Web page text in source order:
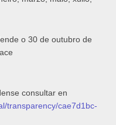
o 30 de outubro de
consultar en
transparency/cae7d1bc-